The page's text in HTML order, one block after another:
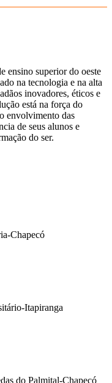
ensino superior do oeste
na tecnologia e na alta
inovadores, éticos e
está na força do
envolvimento das
de seus alunos e
do ser.
Chapecó
Itapiranga
do Palmital-Chapecó